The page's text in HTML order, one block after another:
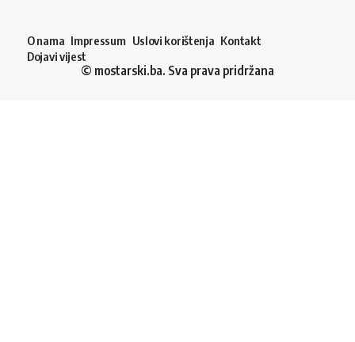
O nama Impressum Uslovi korištenja Kontakt
Dojavi vijest
© mostarski.ba. Sva prava pridržana